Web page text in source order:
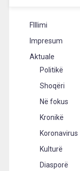
FIllimi
Impresum
Aktuale
Politikë
Shoqëri
Në fokus
Kronikë
Koronavirus
Kulturë
Diasporë